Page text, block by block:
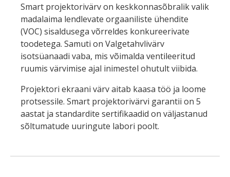
Smart projektorivärv on keskkonnasõbralik valik
madalaima lendlevate orgaaniliste ühendite
(VOC) sisaldusega võrreldes konkureerivate
toodetega. Samuti on Valgetahvlivärv
isotsüanaadi vaba, mis võimalda ventileeritud
ruumis värvimise ajal inimestel ohutult viibida.
Projektori ekraani värv aitab kaasa töö ja loome
protsessile. Smart projektorivärvi garantii on 5
aastat ja standardite sertifikaadid on väljastanud
sõltumatude uuringute labori poolt.